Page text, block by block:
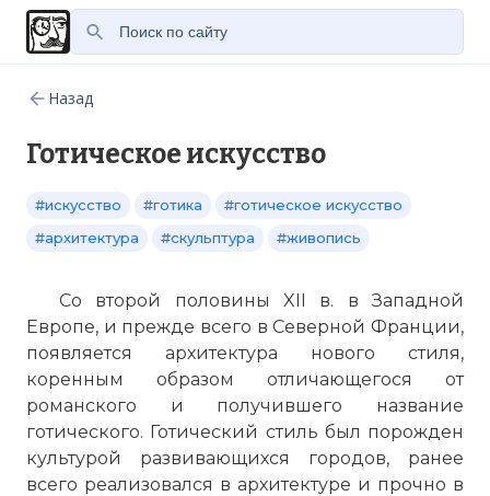
Назад
Готическое искусство
#искусство #готика
#готическое искусство
#архитектура
#скульптура #живопись
Со второй половины XII в. в Западной
Европе, и прежде всего в Северной Франции,
появляется архитектура нового стиля,
коренным образом отличающегося от
романского и получившего название
готического. Готический стиль был порожден
культурой развивающихся городов, ранее
всего реализовался в архитектуре и прочно в